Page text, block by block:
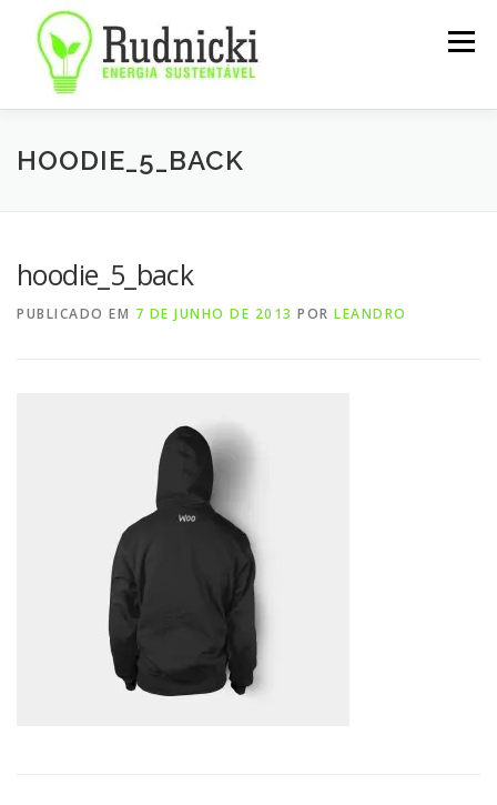
conteúdo
Menu
SOBRE SERVIÇOS NOTÍCIAS
HOODIE_5_BACK
hoodie_5_back
PUBLICADO EM 7 DE JUNHO DE 2013 POR LEANDRO